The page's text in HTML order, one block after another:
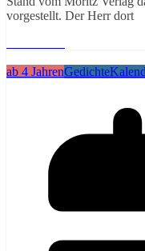
vorgestellt. Der Herr dort
ab 4 JahrenGedichte